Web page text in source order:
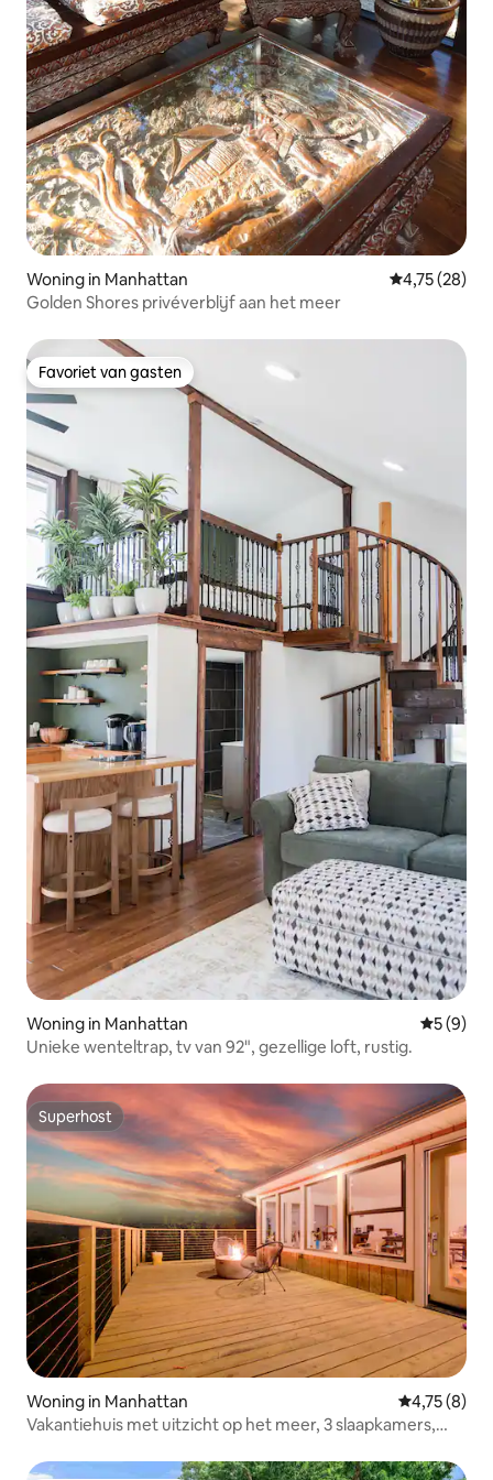
Woning in Manhattan Gemiddelde
4,75 (28)
Golden Shores privéverblijf aan het meer
Favoriet van gasten
Favoriet van gasten
Woning in Manhattan
5 (9)
Unieke wenteltrap, tv van 92", gezellige loft, rustig.
Superhost
Superhost
Woning in Manhattan
4,75 (8)
Vakantiehuis met uitzicht op het meer, 3 slaapkamers,